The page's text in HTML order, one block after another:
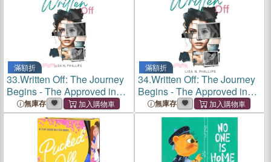
滿額折
33.Written Off: The Journey
Begins - The Approved in
Christ Series Book One
無庫存
滿額折
34.Written Off: The Journey
Begins - The Approved in
Christ Series Book One
無庫存